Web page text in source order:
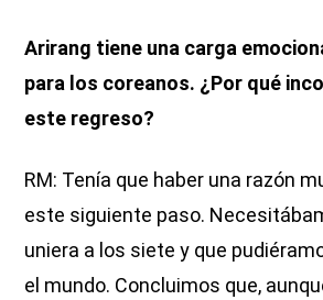
Arirang tiene una carga
para los coreanos. ¿Por qué
este regreso?
RM: Tenía que haber una razón
este siguiente paso.
uniera a los siete y que
el mundo. Concluimos que,